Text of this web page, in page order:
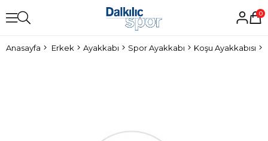
0
Anasayfa Erkek Ayakkabı Spor Ayakkabı Koşu Ayakkabısı